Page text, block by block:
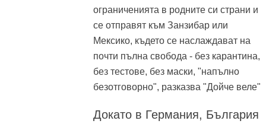
ограниченията в родните си страни и
се отправят към Занзибар или
Мексико, където се наслаждават на
почти пълна свобода - без карантина,
без тестове, без маски, "напълно
безотговорно", разказва "Дойче веле"
Докато в Германия, България